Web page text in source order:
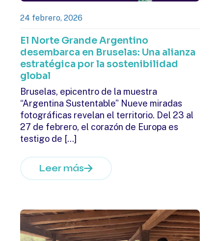
24 febrero, 2026
El Norte Grande Argentino
desembarca en Bruselas: Una alianza
estratégica por la sostenibilidad
global
Bruselas, epicentro de la muestra
“Argentina Sustentable” Nueve miradas
fotográficas revelan el territorio. Del 23 al
27 de febrero, el corazón de Europa es
testigo de […]
Leer más